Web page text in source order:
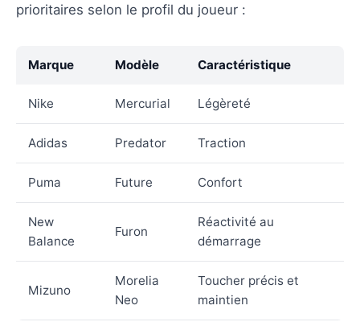
prioritaires selon le profil du joueur :
Marque Modèle Caractéristique
Nike Mercurial Légèreté
Adidas Predator Traction
Puma Future Confort
New
Balance
Furon
Réactivité au
démarrage
Mizuno
Morelia
Neo
Toucher précis et
maintien